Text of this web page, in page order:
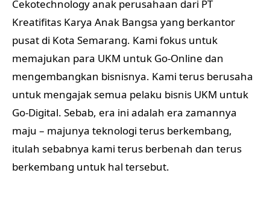
Cekotechnology anak perusahaan dari PT
Kreatifitas Karya Anak Bangsa yang berkantor
pusat di Kota Semarang. Kami fokus untuk
memajukan para UKM untuk Go-Online dan
mengembangkan bisnisnya. Kami terus berusaha
untuk mengajak semua pelaku bisnis UKM untuk
Go-Digital. Sebab, era ini adalah era zamannya
maju – majunya teknologi terus berkembang,
itulah sebabnya kami terus berbenah dan terus
berkembang untuk hal tersebut.